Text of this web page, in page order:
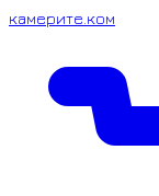
камерите.ком